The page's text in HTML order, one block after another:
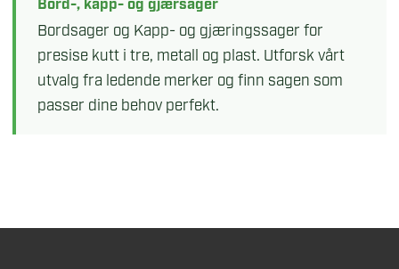
Bord-, kapp- og gjærsager
Bordsager og Kapp- og gjæringssager for
presise kutt i tre, metall og plast. Utforsk vårt
utvalg fra ledende merker og finn sagen som
passer dine behov perfekt.